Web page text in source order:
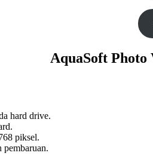
AquaSoft Photo
hard drive.
piksel.